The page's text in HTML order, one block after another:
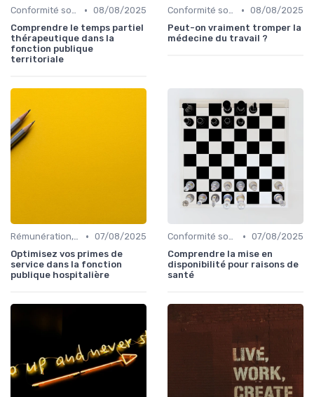
Conformité sociale & droit du travail • 08/08/2025
Comprendre le temps partiel
thérapeutique dans la
fonction publique
territoriale
Conformité sociale & droit du travail • 08/08/2025
Peut-on vraiment tromper la
médecine du travail ?
Rémunération, politiques salariales & benefits • 07/08/2025
Optimisez vos primes de
service dans la fonction
publique hospitalière
Conformité sociale & droit du travail • 07/08/2025
Comprendre la mise en
disponibilité pour raisons de
santé